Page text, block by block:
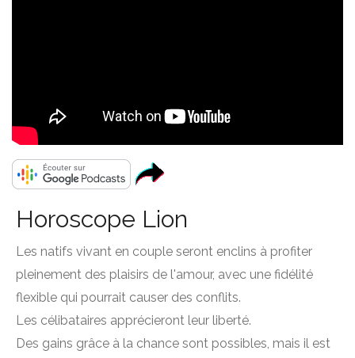
Horoscope Lion
Les natifs vivant en couple seront enclins à profiter
pleinement des plaisirs de l'amour, avec une fidélité
flexible qui pourrait causer des conflits.
Les célibataires apprécieront leur liberté.
Des gains grâce à la chance sont possibles, mais il est